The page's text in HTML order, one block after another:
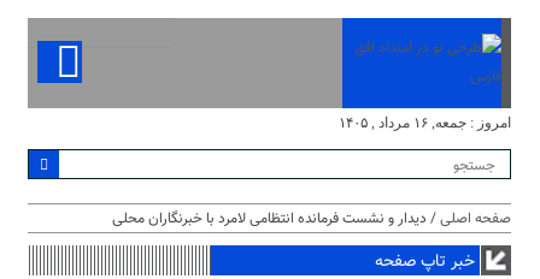
امروز : جمعه, ۱۶ مرداد , ۱۴۰۵
صفحه اصلی/ دیدار و نشست فرمانده انتظامی لامرد با خبرنگاران محلی
خبر تاپ صفحه